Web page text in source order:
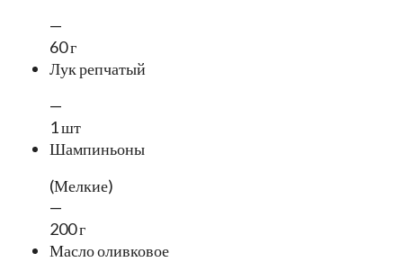
—
60 г
Лук репчатый
—
1 шт
Шампиньоны
(Мелкие)
—
200 г
Масло оливковое